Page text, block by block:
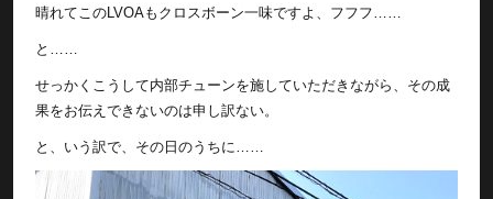
晴れてこのLVOAもクロスボーン一味ですよ、フフフ……
と……
せっかくこうして内部チューンを施していただきながら、その成
果をお伝えできないのは申し訳ない。
と、いう訳で、その日のうちに……